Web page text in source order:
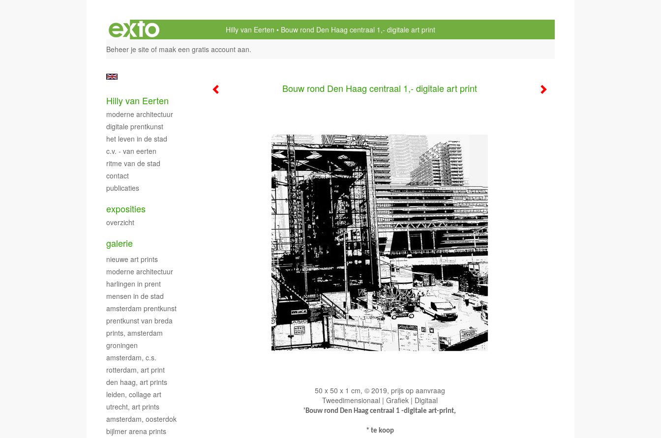
Hilly van Eerten
Bouw rond Den Haag centraal 1,- digitale art print
Beheer je site of maak een gratis account aan.
Bouw rond Den Haag centraal 1,- digitale art print
50 x 50 x 1 cm, © 2019, prijs op aanvraag
Tweedimensionaal | Grafiek | Digitaal
'Bouw rond Den Haag centraal 1 -digitale art-print,
* te koop
Hilly van Eerten
moderne architectuur
digitale prentkunst
het leven in de stad
c.v. - van eerten
ritme van de stad
contact
publicaties
exposities
overzicht
galerie
nieuwe art prints
moderne architectuur
harlingen in prent
mensen in de stad
amsterdam prentkunst
prentkunst van breda
prints, amsterdam
groningen
amsterdam, c.s.
rotterdam, art print
den haag, art prints
leiden, collage art
utrecht, art prints
amsterdam, oosterdok
bijlmer arena prints